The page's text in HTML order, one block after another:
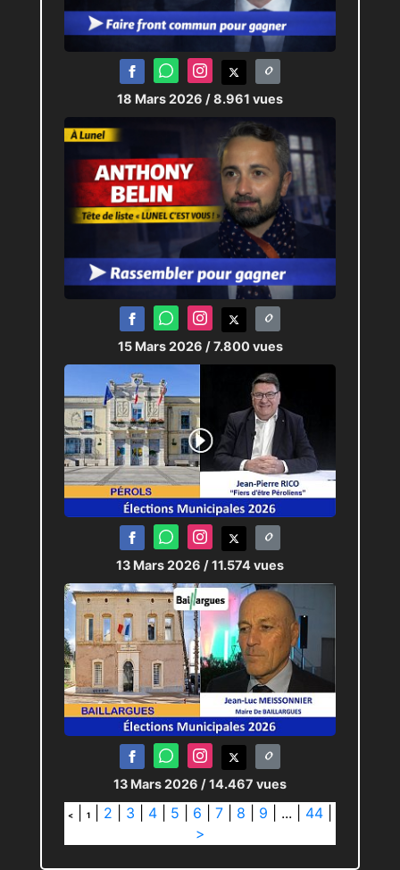
18 Mars 2026 / 8.961 vues
15 Mars 2026 / 7.800 vues
13 Mars 2026 / 11.574 vues
13 Mars 2026 / 14.467 vues
< 1 2 3 4 5 6 7 8 9 ... 44
>